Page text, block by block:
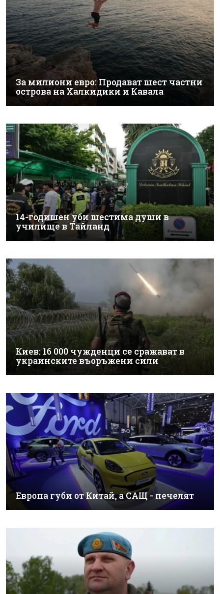
За милиони евро: Продават шест частни
острова на Халкидики и Кавала
14-годишен уби шестима души в
училище в Тайланд
Киев: 16 000 чужденци се сражават в
украинските въоръжени сили
Европа губи от Китай, а САЩ - печелят